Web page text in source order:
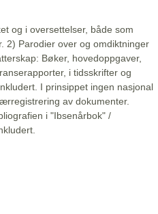
og i oversettelser, både som
2) Parodier over og omdiktninger
Bøker, hovedoppgaver,
i tidsskrifter og
I prinsippet ingen nasjonal
av dokumenter.
i "Ibsenårbok" /